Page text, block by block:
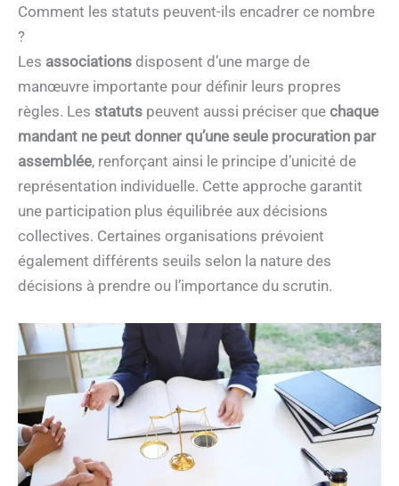
Comment les statuts peuvent-ils encadrer ce nombre
?
Les associations disposent d’une marge de
manœuvre importante pour définir leurs propres
règles. Les statuts peuvent aussi préciser que chaque
mandant ne peut donner qu’une seule procuration par
assemblée, renforçant ainsi le principe d’unicité de
représentation individuelle. Cette approche garantit
une participation plus équilibrée aux décisions
collectives. Certaines organisations prévoient
également différents seuils selon la nature des
décisions à prendre ou l’importance du scrutin.